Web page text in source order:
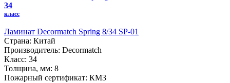
34
класс
Ламинат Decormatch Spring 8/34 SP-01
Страна: Китай
Производитель: Decormatch
Класс: 34
Толщина, мм: 8
Пожарный сертификат: КМ3